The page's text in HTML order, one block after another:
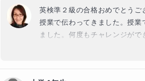
英検準２級の合格おめでとう
授業で伝わってきました。授
ました。何度もチャレンジが
明るくいろいろな話を英語で